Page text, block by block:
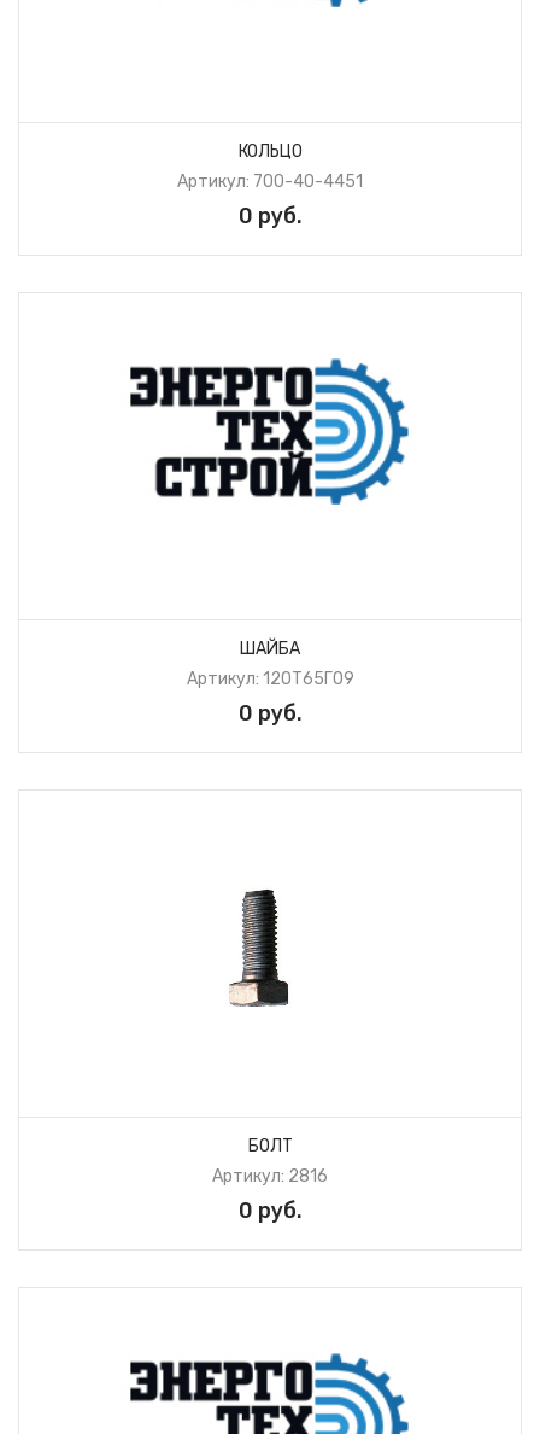
КОЛЬЦО
Артикул: 700-40-4451
0 руб.
ШАЙБА
Артикул: 12ОТ65Г09
0 руб.
БОЛТ
Артикул: 2816
0 руб.